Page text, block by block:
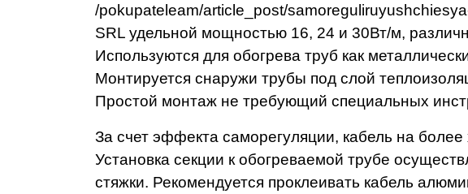
SRL удельной мощностью 16, 24 и 30Вт/м,
Используются для обогрева труб как
Монтируется снаружи трубы под слой
Простой монтаж не требующий специальных
За счет эффекта саморегуляции, кабель на
Установка секции к обогреваемой трубе
стяжки. Рекомендуется проклеивать кабель